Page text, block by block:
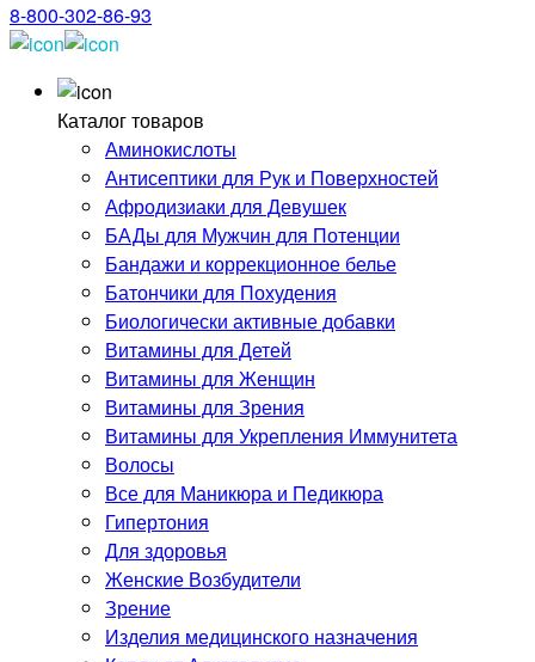
8-800-302-86-93
Каталог товаров
Аминокислоты
Антисептики для Рук и Поверхностей
Афродизиаки для Девушек
БАДы для Мужчин для Потенции
Бандажи и коррекционное белье
Батончики для Похудения
Биологически активные добавки
Витамины для Детей
Витамины для Женщин
Витамины для Зрения
Витамины для Укрепления Иммунитета
Волосы
Все для Маникюра и Педикюра
Гипертония
Для здоровья
Женские Возбудители
Зрение
Изделия медицинского назначения